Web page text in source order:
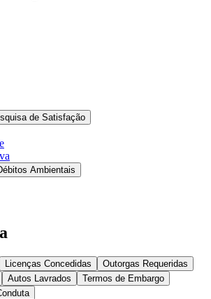
de Satisfação
Ambientais
Licenças Concedidas
Outorgas Requeridas
Autos Lavrados
Termos de Embargo